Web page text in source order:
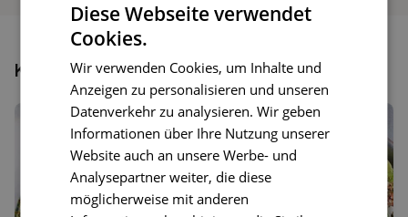
Könnte dir auch gefallen
Diese Webseite verwendet
Cookies.
Wir verwenden Cookies, um Inhalte und
Anzeigen zu personalisieren und unseren
Datenverkehr zu analysieren. Wir geben
Informationen über Ihre Nutzung unserer
Website auch an unsere Werbe- und
Analysepartner weiter, die diese
möglicherweise mit anderen